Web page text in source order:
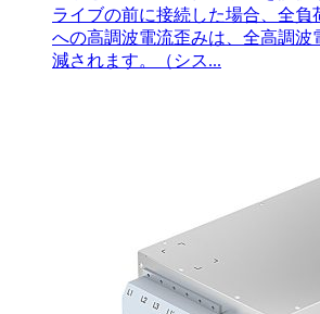
ライブの前に接続した場合、全負
への高調波電流歪みは、全高調波
減されます。（シス...